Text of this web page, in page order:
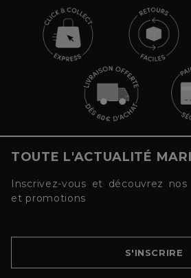
TOUTE L'ACTUALITÉ
Inscrivez-vous et découvrez
et promotions
S'INSCRIRE